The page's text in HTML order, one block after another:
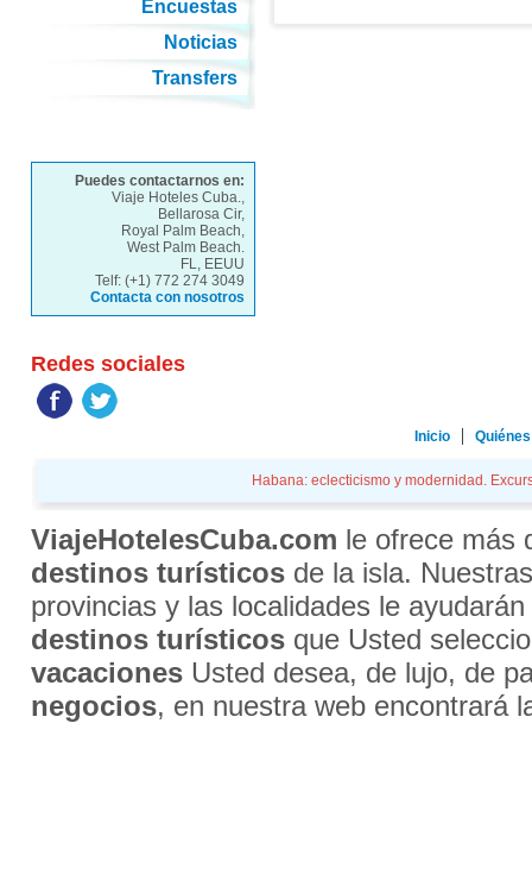
Encuestas
Noticias
Transfers
Puedes contactarnos en:
Viaje Hoteles Cuba.,
Bellarosa Cir,
Royal Palm Beach,
West Palm Beach.
FL, EEUU
Telf: (+1) 772 274 3049
Contacta con nosotros
Redes sociales
Inicio
Habana: eclecticismo y modernidad.
ViajeHotelesCuba.com le ofrece más
destinos turísticosde la isla.
provincias y las localidades le
destinos turísticosque Usted
vacacionesUsted desea, de lujo, de
negocios, en nuestra web encontrará